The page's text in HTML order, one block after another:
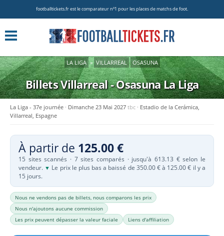
footballtickets.fr est le comparateur nº1 pour les places de matchs de foot.
LA LIGA » VILLARREAL OSASUNA
Billets Villarreal - OsasunaLa Liga
La Liga - 37e journée Dimanche 23 Mai 2027 tbc
Estadio de la Cerámica,
Villarreal, Espagne
À partir de 125.00 €
15 sites scannés · 7 sites comparés · jusqu'à 613.13 € selon le
vendeur. ▼ Le prix le plus bas a baissé de 350.00 € à 125.00 € il y a
15 jours.
Nous ne vendons pas de billets, nous comparons les prix
Nous n'ajoutons aucune commission
Les prix peuvent dépasser la valeur faciale
Liens d'affiliation